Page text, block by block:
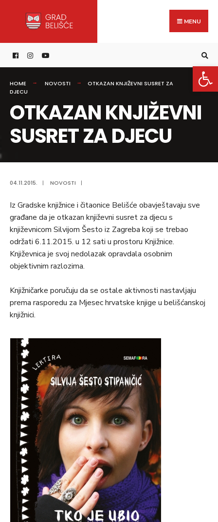
content
MENU
HOME NOVOSTI
OTKAZAN KNJIŽEVNI SUSRET ZA
DJECU
OTKAZAN KNJIŽEVNI
SUSRET ZA DJECU
04.11.2015. | NOVOSTI |
Iz Gradske knjižnice i čitaonice Belišće obavještavaju sve
građane da je otkazan književni susret za djecu s
književnicom Silvijom Šesto iz Zagreba koji se trebao
održati 6.11.2015. u 12 sati u prostoru Knjižnice.
Književnica je svoj nedolazak opravdala osobnim
objektivnim razlozima.
Knjižničarke poručuju da se ostale aktivnosti nastavljaju
prema rasporedu za Mjesec hrvatske knjige u belišćanskoj
knjižnici.
for: